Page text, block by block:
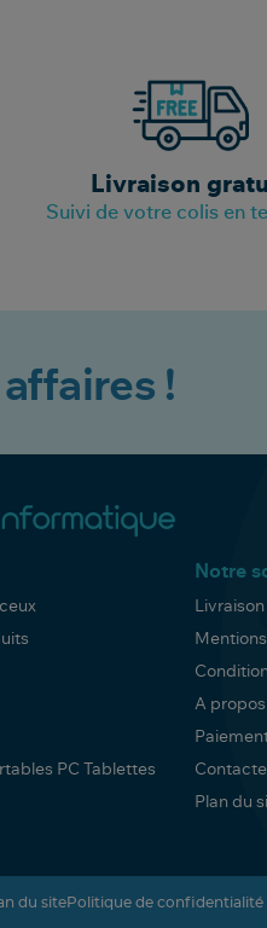
Livraison
Suivi de votre colis en
!
PC Tablettes
Notre
Livraison
A propos
Plan du
du sitePolitique de confidentialité